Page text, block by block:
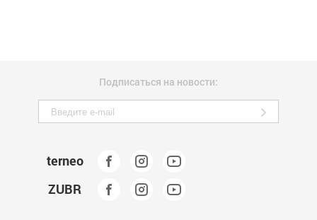
Подписаться на новости:
terneo
ZUBR